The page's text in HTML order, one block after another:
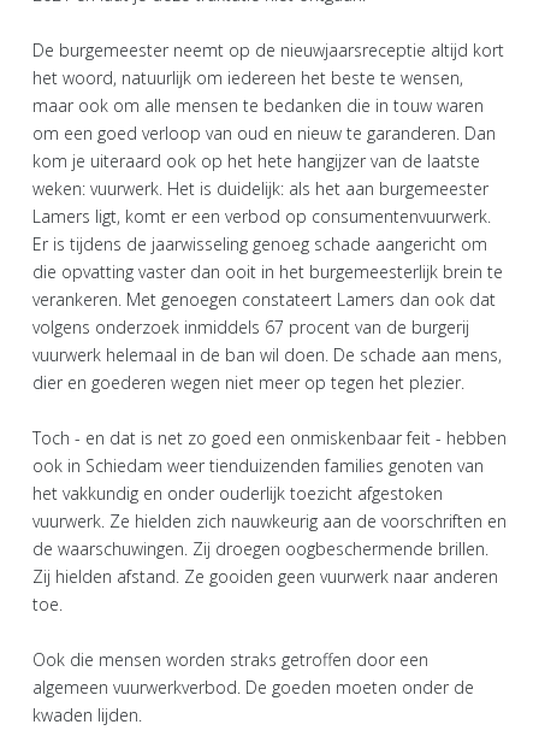
De burgemeester neemt op de nieuwjaarsreceptie altijd kort
het woord, natuurlijk om iedereen het beste te wensen,
maar ook om alle mensen te bedanken die in touw waren
om een goed verloop van oud en nieuw te garanderen. Dan
kom je uiteraard ook op het hete hangijzer van de laatste
weken: vuurwerk. Het is duidelijk: als het aan burgemeester
Lamers ligt, komt er een verbod op consumentenvuurwerk.
Er is tijdens de jaarwisseling genoeg schade aangericht om
die opvatting vaster dan ooit in het burgemeesterlijk brein te
verankeren. Met genoegen constateert Lamers dan ook dat
volgens onderzoek inmiddels 67 procent van de burgerij
vuurwerk helemaal in de ban wil doen. De schade aan mens,
dier en goederen wegen niet meer op tegen het plezier.
Toch - en dat is net zo goed een onmiskenbaar feit - hebben
ook in Schiedam weer tienduizenden families genoten van
het vakkundig en onder ouderlijk toezicht afgestoken
vuurwerk. Ze hielden zich nauwkeurig aan de voorschriften en
de waarschuwingen. Zij droegen oogbeschermende brillen.
Zij hielden afstand. Ze gooiden geen vuurwerk naar anderen
toe.
Ook die mensen worden straks getroffen door een
algemeen vuurwerkverbod. De goeden moeten onder de
kwaden lijden.